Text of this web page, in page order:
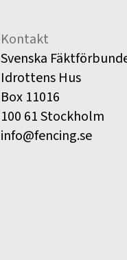
Kontakt
Svenska
Idrottens Hus
Box 11016
100 61 Stockholm
info@fencing.se